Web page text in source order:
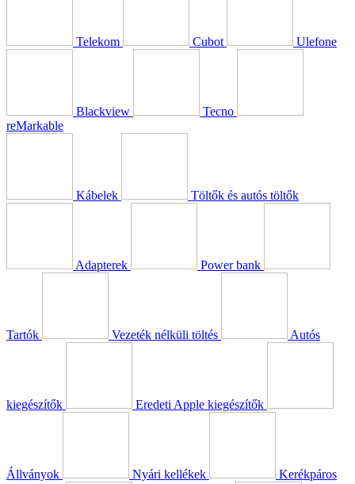
Telekom Cubot Ulefone
Blackview
Tecno
reMarkable
Kábelek Töltők és autós töltők
Adapterek Power bank
Tartók Vezeték nélküli töltés Autós
kiegészítők Eredeti Apple kiegészítők
Állványok Nyári kellékek Kerékpáros